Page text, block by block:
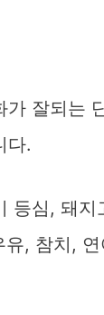
가 잘되는
다.
등심, 돼지
, 참치,